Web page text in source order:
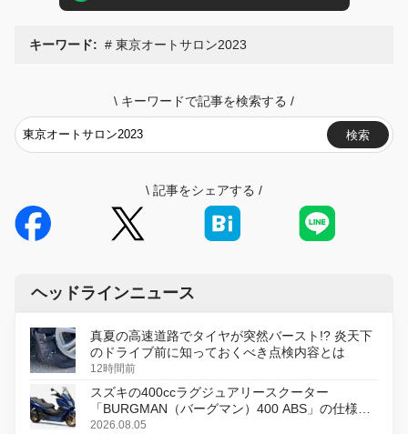
キーワード: 東京オートサロン2023
\ キーワードで記事を検索する /
検索
\ 記事をシェアする /
ヘッドラインニュース
真夏の高速道路でタイヤが突然バースト!? 炎天下
のドライブ前に知っておくべき点検内容とは
12時間前
スズキの400ccラグジュアリースクーター
「BURGMAN（バーグマン）400 ABS」の仕様を
変更し、8月18日に発売
2026.08.05